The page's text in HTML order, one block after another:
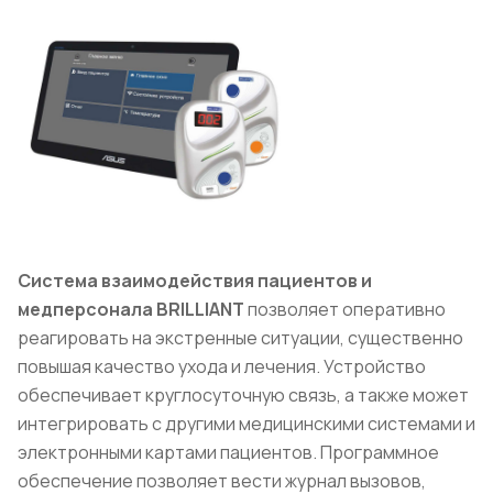
Система взаимодействия пациентов и
медперсонала BRILLIANTпозволяет оперативно
реагировать на экстренные ситуации, существенно
повышая качество ухода и лечения. Устройство
обеспечивает круглосуточную связь, а также может
интегрировать с другими медицинскими системами и
электронными картами пациентов. Программное
обеспечение позволяет вести журнал вызовов,